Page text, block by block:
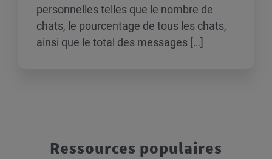
personnelles telles que le nombre de
chats, le pourcentage de tous les chats,
ainsi que le total des messages […]
Ressources populaires